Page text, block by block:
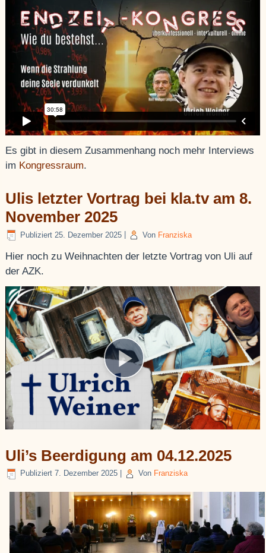
Es gibt in diesem Zusammenhang noch mehr Interviews
im Kongressraum.
Ulis letzter Vortrag bei kla.tv am 8.
November 2025
Publiziert 25. Dezember 2025 Von Franziska
Hier noch zu Weihnachten der letzte Vortrag von Uli auf
der AZK.
Uli’s Beerdigung am 04.12.2025
Publiziert 7. Dezember 2025 Von Franziska